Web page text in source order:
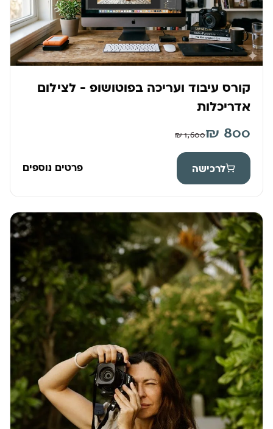
קורס עיבוד ועריכה בפוטושופ - לצילום
אדריכלות
800
₪
1,600
₪
לרכישה פרטים נוספים